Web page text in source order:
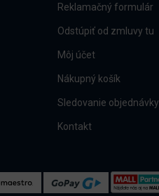
Reklamačný formulár
Odstúpiť od zmluvy tu
Môj účet
Nákupný košík
Sledovanie objednávky
Kontakt